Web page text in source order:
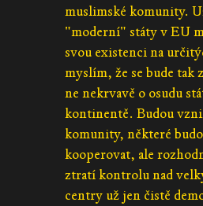
muslimské komunity.
"moderní" státy v EU
svou existenci na
myslím, že se bude tak
ne nekrvavě o osudu
kontinentě. Budou
komunity, některé
kooperovat, ale
ztratí kontrolu nad
centry už jen čistě